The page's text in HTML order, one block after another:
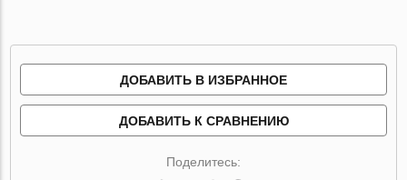
ДОБАВИТЬ В ИЗБРАННОЕ
ДОБАВИТЬ К СРАВНЕНИЮ
Поделитесь: